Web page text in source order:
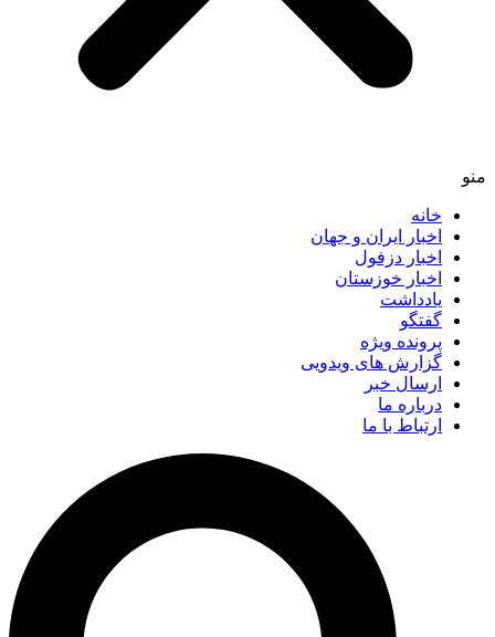
خانه
اخبار ایران و جهان
اخبار دزفول
اخبار خوزستان
یادداشت
گفتگو
پرونده ویژه
گزارش های ویدویی
ارسال خبر
درباره ما
ارتباط با ما